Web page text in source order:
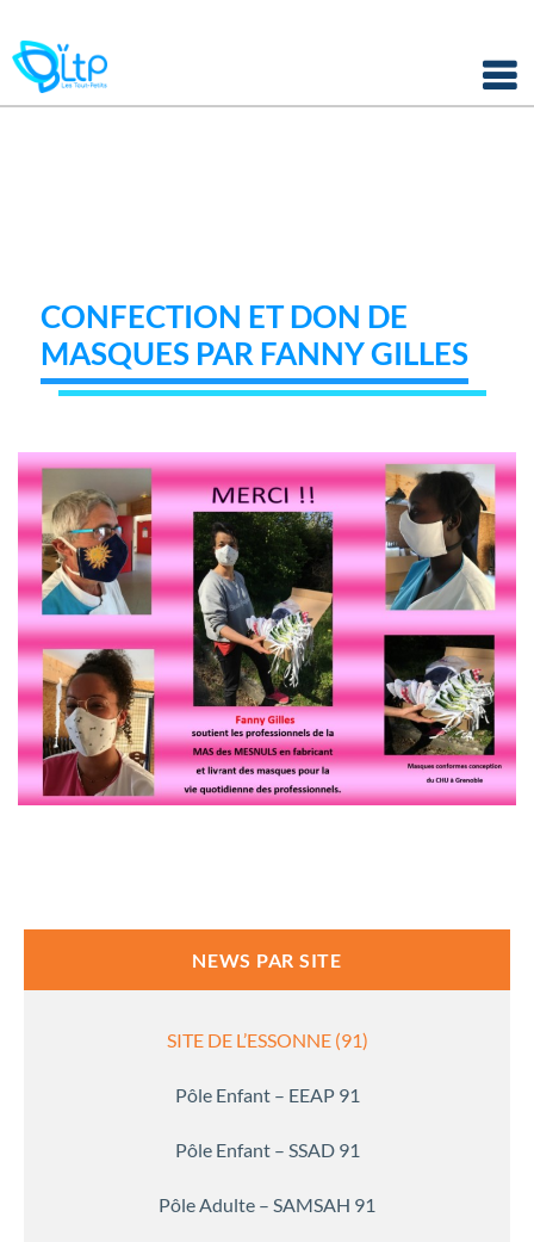
Skip
to
CONFECTION ET DON DE
MASQUES PAR FANNY GILLES
NEWS PAR SITE
SITE DE L’ESSONNE (91)
Pôle Enfant – EEAP 91
Pôle Enfant – SSAD 91
Pôle Adulte – SAMSAH 91